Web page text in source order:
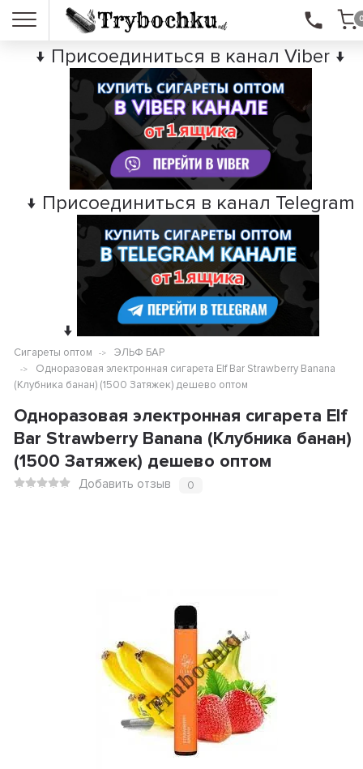
↓ Присоединиться в канал Viber ↓
↓ Присоединиться в канал Telegram
↓
Сигареты оптом
ЭЛЬФ БАР
Одноразовая электронная сигарета Elf Bar Strawberry Banana
(Клубника банан) (1500 Затяжек) дешево оптом
Одноразовая электронная сигарета Elf
Bar Strawberry Banana (Клубника банан)
(1500 Затяжек) дешево оптом
Добавить отзыв 0